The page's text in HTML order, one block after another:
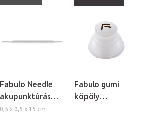
Fabulo Needle
akupunktúrás
toll
0,5 x 0,5 x 15 cm
Fabulo gumi
köpöly